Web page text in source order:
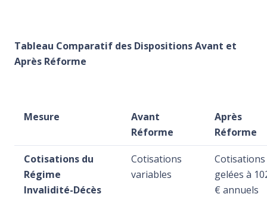
Tableau Comparatif des Dispositions Avant et
Après Réforme
Mesure
Avant
Réforme
Après
Réforme
Cotisations du
Régime
Invalidité-Décès
Cotisations
variables
Cotisations
gelées à
€ annuels